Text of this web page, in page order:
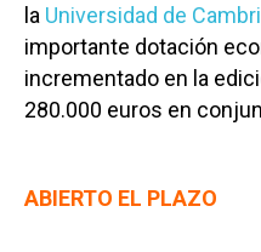
la Universidad de
importante dotación
incrementado en la
280.000 euros en
ABIERTO EL PLAZO